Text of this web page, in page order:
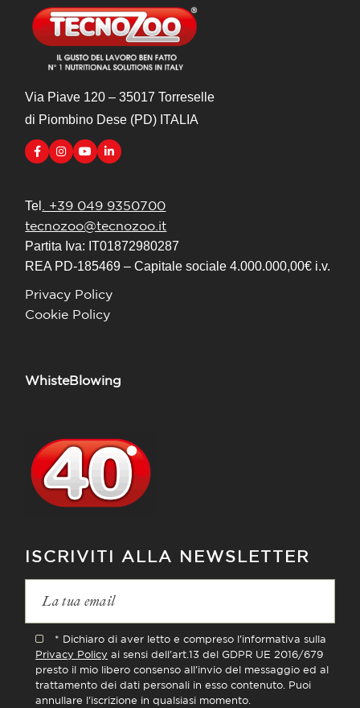
Via Piave 120 – 35017 Torreselle
di Piombino Dese (PD) ITALIA
Tel
. +39 049 9350700
tecnozoo@tecnozoo.it
Partita Iva: IT01872980287
REA PD-185469 – Capitale sociale 4.000.000,00€ i.v.
Privacy Policy
Cookie Policy
WhisteBlowing
ISCRIVITI ALLA NEWSLETTER
* Dichiaro di aver letto e compreso l'informativa sulla
Privacy Policy ai sensi dell'art.13 del GDPR UE 2016/679
presto il mio libero consenso all'invio del messaggio ed al
trattamento dei dati personali in esso contenuto. Puoi
annullare l'iscrizione in qualsiasi momento.